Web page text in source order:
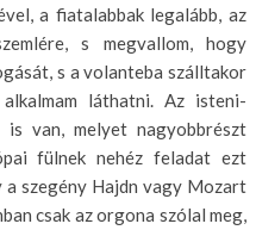
a fiatalab­bak legalább, az
s megvallom, hogy
s a volanteba szálltakor
láthatni. Az isteni-
van, melyet nagyobbrészt
fülnek nehéz feladat ezt
szegény Hajdn vagy Mozart
csak az orgona szólal meg,